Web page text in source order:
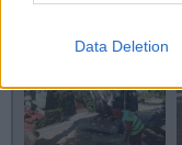
Data Deletion